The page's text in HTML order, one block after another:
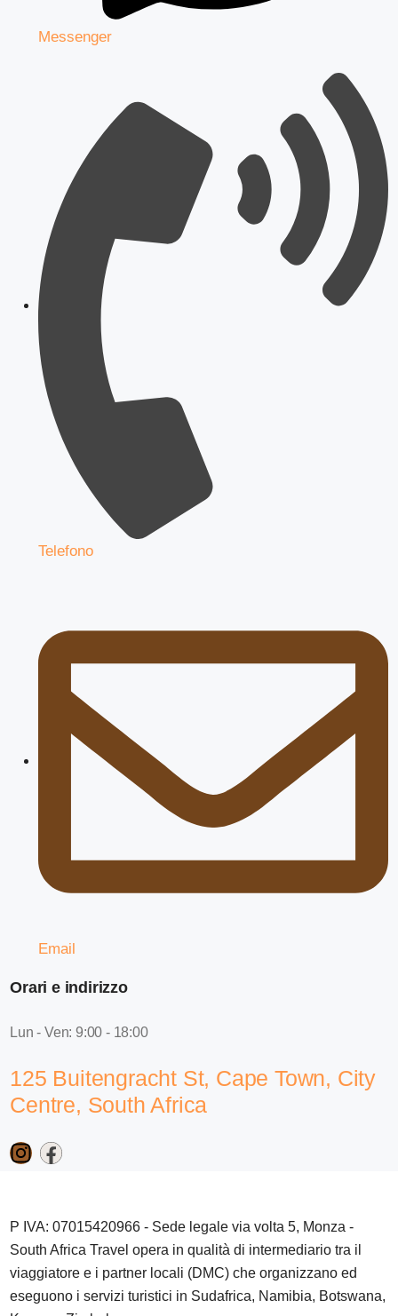
Messenger
Telefono
Email
Orari e indirizzo
Lun - Ven: 9:00 - 18:00
125 Buitengracht St, Cape Town, City
Centre, South Africa
P IVA: 07015420966 - Sede legale via volta 5, Monza -
South Africa Travel opera in qualità di intermediario tra il
viaggiatore e i partner locali (DMC) che organizzano ed
eseguono i servizi turistici in Sudafrica, Namibia, Botswana,